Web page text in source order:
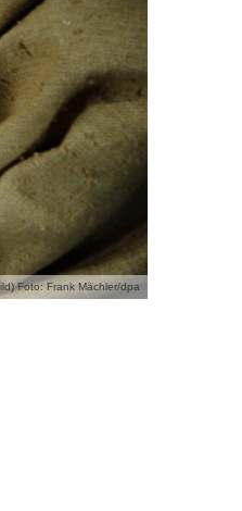
Foto: Frank Mächler/dpa